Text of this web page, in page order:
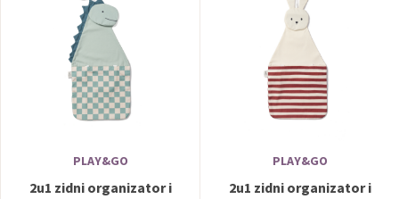
PLAY&GO
2u1 zidni organizator i
PLAY&GO
2u1 zidni organizator i